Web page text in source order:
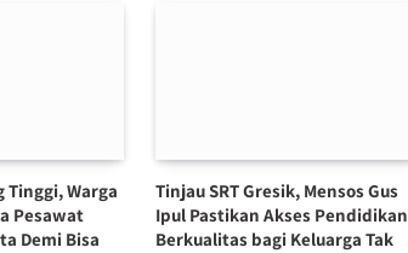
Tinggi, Warga
Pesawat
Demi Bisa
Tinjau SRT Gresik, Mensos Gus
Ipul Pastikan Akses Pendidikan
Berkualitas bagi Keluarga Tak